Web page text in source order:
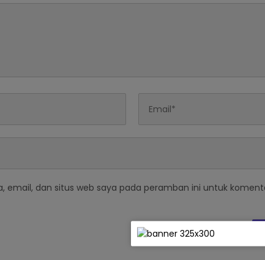
email, dan situs web saya pada peramban ini untuk